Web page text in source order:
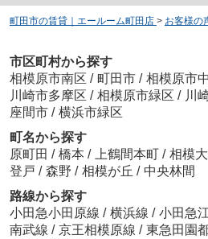
町田市の賃貸｜エールーム町田店 > お客様の
市区町村から探す
相模原市南区 / 町田市 / 相模原市
川崎市多摩区 / 相模原市緑区 / 川
座間市 / 横浜市緑区
町名から探す
原町田 / 橋本 / 上鶴間本町 / 相模
登戸 / 森野 / 相模が丘 / 中央林間
路線から探す
小田急小田原線 / 横浜線 / 小田急
南武線 / 京王相模原線 / 東急田園